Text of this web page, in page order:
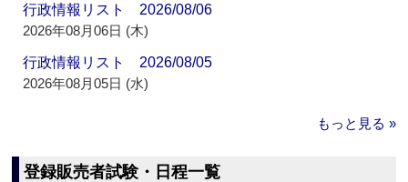
行政情報リスト 2026/08/06
2026年08月06日 (木)
行政情報リスト 2026/08/05
2026年08月05日 (水)
もっと見る »
登録販売者試験・日程一覧